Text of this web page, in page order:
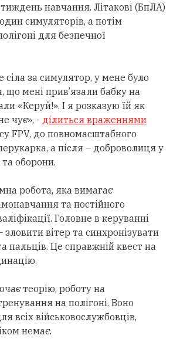
навчання. Літакові (БпЛА)
симуляторів, а потім
для безпечної
сіла за симулятор, у мене було
що мені прив’язали бабку на
«Керуй!». І я розказую їй як
чує», - ділиться враженнями
FPV, до повномасштабного
а після – доброволиця у
оборони.
робота, яка вимагає
та постійного
Головне в керуванні
вітер та синхронізувати
пальців. Це справжній квест на
теорію, роботу на
на полігоні. Воно
всіх військовослужбовців,
немає.